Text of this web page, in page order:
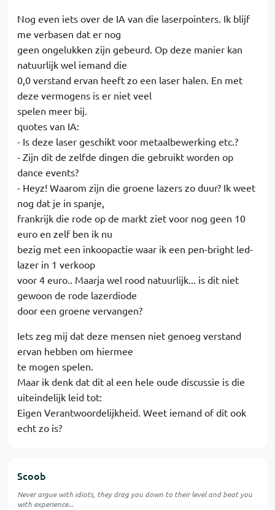
Nog even iets over de IA van die laserpointers. Ik blijf
me verbasen dat er nog
geen ongelukken zijn gebeurd. Op deze manier kan
natuurlijk wel iemand die
0,0 verstand ervan heeft zo een laser halen. En met
deze vermogens is er niet veel
spelen meer bij.
quotes van IA:
- Is deze laser geschikt voor metaalbewerking etc.?
- Zijn dit de zelfde dingen die gebruikt worden op
dance events?
- Heyz! Waarom zijn die groene lazers zo duur? Ik weet
nog dat je in spanje,
frankrijk die rode op de markt ziet voor nog geen 10
euro en zelf ben ik nu
bezig met een inkoopactie waar ik een pen-bright led-
lazer in 1 verkoop
voor 4 euro.. Maarja wel rood natuurlijk... is dit niet
gewoon de rode lazerdiode
door een groene vervangen?
Iets zeg mij dat deze mensen niet genoeg verstand
ervan hebben om hiermee
te mogen spelen.
Maar ik denk dat dit al een hele oude discussie is die
uiteindelijk leid tot:
Eigen Verantwoordelijkheid. Weet iemand of dit ook
echt zo is?
Scoob
Never argue with idiots, they drag you down to their level and beat you
with experience...